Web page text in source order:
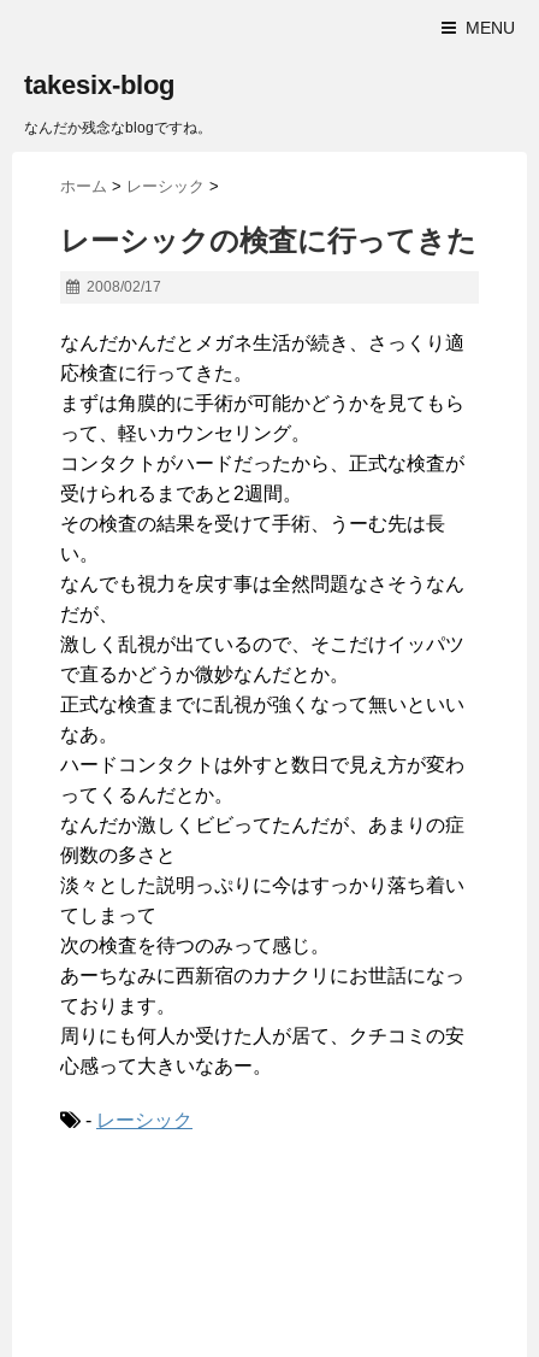
MENU
takesix-blog
なんだか残念なblogですね。
ホーム > レーシック >
レーシックの検査に行ってきた
2008/02/17
なんだかんだとメガネ生活が続き、さっくり適
応検査に行ってきた。
まずは角膜的に手術が可能かどうかを見てもら
って、軽いカウンセリング。
コンタクトがハードだったから、正式な検査が
受けられるまであと2週間。
その検査の結果を受けて手術、うーむ先は長
い。
なんでも視力を戻す事は全然問題なさそうなん
だが、
激しく乱視が出ているので、そこだけイッパツ
で直るかどうか微妙なんだとか。
正式な検査までに乱視が強くなって無いといい
なあ。
ハードコンタクトは外すと数日で見え方が変わ
ってくるんだとか。
なんだか激しくビビってたんだが、あまりの症
例数の多さと
淡々とした説明っぷりに今はすっかり落ち着い
てしまって
次の検査を待つのみって感じ。
あーちなみに西新宿のカナクリにお世話になっ
ております。
周りにも何人か受けた人が居て、クチコミの安
心感って大きいなあー。
- レーシック